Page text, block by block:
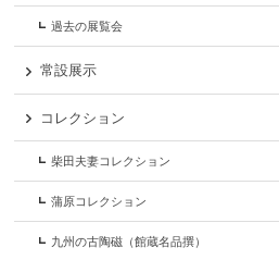
過去の展覧会
常設展示
コレクション
柴田夫妻コレクション
蒲原コレクション
九州の古陶磁（館蔵名品撰）